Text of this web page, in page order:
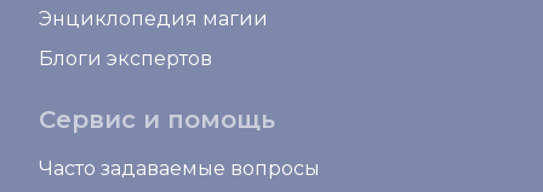
Энциклопедия магии
Блоги экспертов
Сервис и помощь
Часто задаваемые вопросы